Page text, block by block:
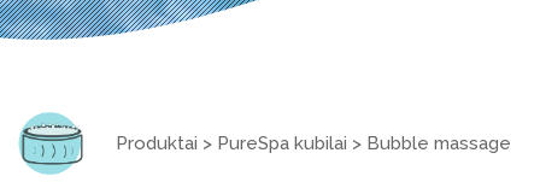
Produktai > PureSpa kubilai > Bubble massage